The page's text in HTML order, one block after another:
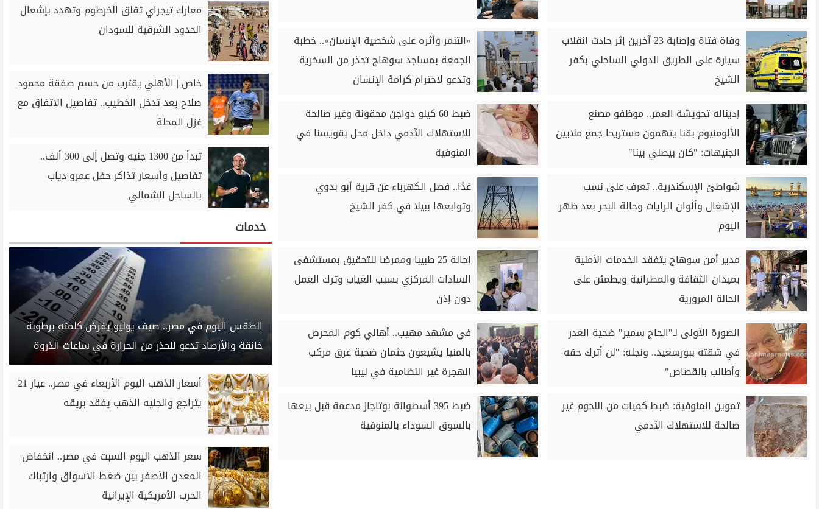
وفاة فتاة وإصابة 23 آخرين إثر حادث انقلاب
سيارة على الطريق الدولي الساحلي بكفر
الشيخ
«التنمر وأثره على شخصية الإنسان».. خطبة
الجمعة بمساجد سوهاج تحذر من السخرية
وتدعو لاحترام كرامة الإنسان
إديناله تحويشة العمر.. موظفو مصنع
الألومنيوم بقنا يتهمون مستريحا جمع ملايين
الجنيهات: "كان بيصلي بينا"
ضبط 60 كيلو دواجن محقونة وغير صالحة
للاستهلاك الآدمي داخل محل بقويسنا في
المنوفية
شواطئ الإسكندرية.. تعرف على نسب
الإشغال وألوان الرايات وحالة البحر بعد ظهر
اليوم
غدًا.. فصل الكهرباء عن قرية أبو بدوي
وتوابعها ببيلا في كفر الشيخ
مدير أمن سوهاج يتفقد الخدمات الأمنية
بميدان الثقافة والمطرانية ويطمئن على
الحالة المرورية
إحالة 25 طبيبا وممرضا للتحقيق بمستشفى
السادات المركزي بسبب الغياب وترك العمل
دون إذن
الصورة الأولى لـ"الحاج سمير" ضحية الغدر
في شقته ببورسعيد.. ونجله: "لن أترك حقه
وأطالب بالقصاص"
في مشهد مهيب.. أهالي كوم المحرص
بالمنيا يشيعون جثمان ضحية غرق مركب
الهجرة غير النظامية في ليبيا
تموين المنوفية: ضبط كميات من اللحوم غير
صالحة للاستهلاك الآدمي
ضبط 395 أسطوانة بوتاجاز مدعمة قبل بيعها
بالسوق السوداء بالمنوفية
معارك تيجراي تقلق الخرطوم وتهدد بإشعال
الحدود الشرقية للسودان
خاص | الأهلي يقترب من حسم صفقة محمود
صلاح بعد تدخل الخطيب.. تفاصيل الاتفاق مع
غزل المحلة
تبدأ من 1300 جنيه وتصل إلى 300 ألف..
تفاصيل وأسعار تذاكر حفل عمرو دياب
بالساحل الشمالي
خدمات
الطقس اليوم في مصر.. صيف يوليو يفرض كلمته برطوبة
خانقة والأرصاد تدعو للحذر من الحرارة في ساعات الذروة
أسعار الذهب اليوم الأربعاء في مصر.. عيار 21
يتراجع والجنيه الذهب يفقد بريقه
سعر الذهب اليوم السبت في مصر.. انخفاض
المعدن الأصفر بين ضغط الأسواق وارتباك
الحرب الأمريكية الإيرانية